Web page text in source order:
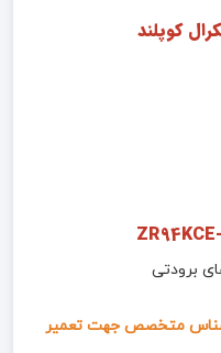
برودتی
متخصص جهت تعمیر